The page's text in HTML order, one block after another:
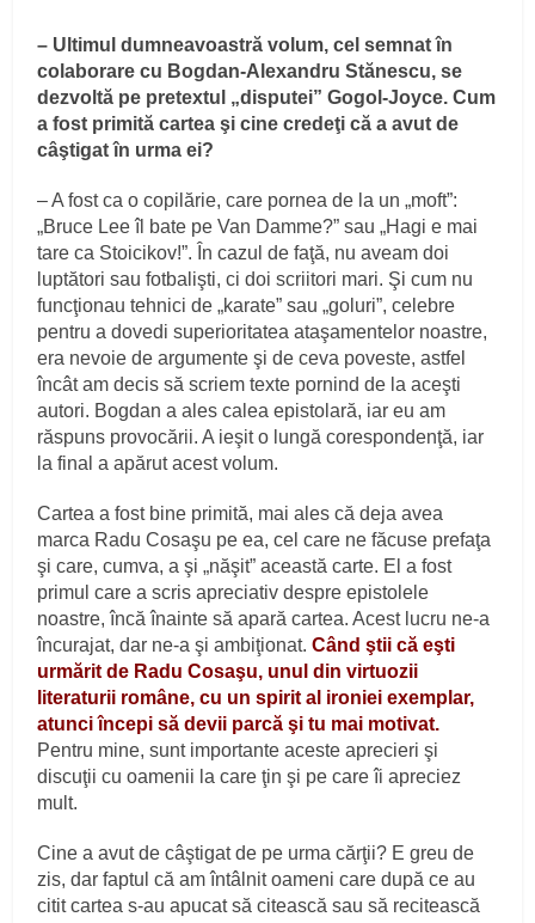
– Ultimul dumneavoastră volum, cel semnat în
colaborare cu Bogdan-Alexandru Stănescu, se
dezvoltă pe pretextul „disputei” Gogol-Joyce. Cum
a fost primită cartea şi cine credeţi că a avut de
câştigat în urma ei?
– A fost ca o copilărie, care pornea de la un „moft”:
„Bruce Lee îl bate pe Van Damme?” sau „Hagi e mai
tare ca Stoicikov!”. În cazul de faţă, nu aveam doi
luptători sau fotbalişti, ci doi scriitori mari. Şi cum nu
funcţionau tehnici de „karate” sau „goluri”, celebre
pentru a dovedi superioritatea ataşamentelor noastre,
era nevoie de argumente şi de ceva poveste, astfel
încât am decis să scriem texte pornind de la aceşti
autori. Bogdan a ales calea epistolară, iar eu am
răspuns provocării. A ieşit o lungă corespondenţă, iar
la final a apărut acest volum.
Cartea a fost bine primită, mai ales că deja avea
marca Radu Cosaşu pe ea, cel care ne făcuse prefaţa
şi care, cumva, a şi „năşit” această carte. El a fost
primul care a scris apreciativ despre epistolele
noastre, încă înainte să apară cartea. Acest lucru ne-a
încurajat, dar ne-a şi ambiţionat.Când ştii că eşti
urmărit de Radu Cosaşu, unul din virtuozii
literaturii române, cu un spirit al ironiei exemplar,
atunci începi să devii parcă şi tu mai motivat.
Pentru mine, sunt importante aceste aprecieri şi
discuţii cu oamenii la care ţin şi pe care îi apreciez
mult.
Cine a avut de câştigat de pe urma cărţii? E greu de
zis, dar faptul că am întâlnit oameni care după ce au
citit cartea s-au apucat să citească sau să recitească